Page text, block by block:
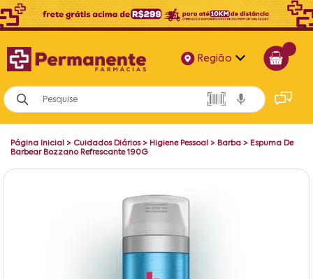
Região
Alagoas
Bahia
Página Inicial > Cuidados Diários> Higiene Pessoal > Barba > Espuma De
Barbear Bozzano Refrescante 190G